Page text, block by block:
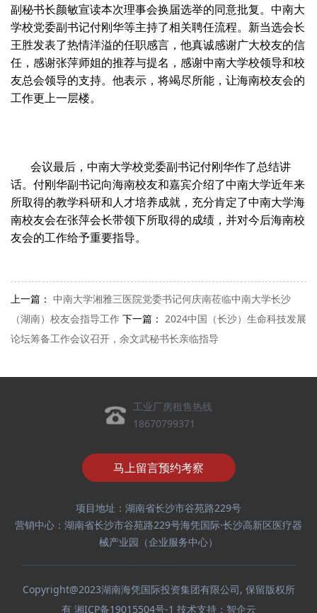
副秘书长颜敏宣读本次理事会换届选举的同意批复。中南大
学校党委副书记付刚华等主持了相关聘任流程。新当选会长
王胜发表了热情洋溢的任职感言，他真诚感谢广大校友的信
任，感谢张萍师姐的推荐与提名，感谢中南大学校领导和校
友总会领导的支持。他表示，将竭尽所能，让海南校友会的
工作更上一层楼。
会议最后，中南大学校党委副书记付刚华作了总结讲
话。付刚华副书记向海南校友和嘉宾介绍了中南大学近年来
所取得的教学科研和人才培养成就，充分肯定了中南大学海
南校友会在张萍会长带领下所取得的成绩，并对今后海南校
友会的工作给予重要指导。
上一篇： 中南大学湘雅三医院党委书记何庆南莅临中南大学长沙
（湖南）校友会指导工作 下一篇： 2024中国（长沙）生命科技发展
论坛筹备工作会议召开，余文武秘书长亲临指导
工业厂房租售热线
18670799371
马上留言预约考察
项目地址：湖南省长沙市谷苑路229号
营销中心：湖南省长沙市谷苑路229号海凭国际·长沙高新区医疗器
械产业园（企业服务中心）
Copyright@2023湖南海凭国际投资集团有限公司, 保留版权所
有 湘ICP备19015504号-1 技术支持： 智企云